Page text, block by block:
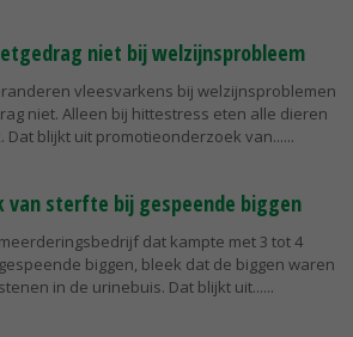
niet bij welzijnsprobleem
vleesvarkens bij welzijnsproblemen
niet. Alleen bij hittestress eten alle dieren
Dat blijkt uit promotieonderzoek van...
van sterfte bij gespeende biggen
dat kampte met 3 tot 4
biggen, bleek dat de biggen waren
in de urinebuis. Dat blijkt uit...